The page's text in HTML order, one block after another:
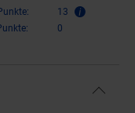
13
0